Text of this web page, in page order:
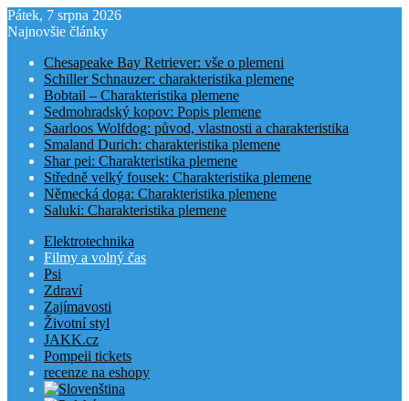
Pátek, 7 srpna 2026
Najnovšie články
Chesapeake Bay Retriever: vše o plemeni
Schiller Schnauzer: charakteristika plemene
Bobtail – Charakteristika plemene
Sedmohradský kopov: Popis plemene
Saarloos Wolfdog: původ, vlastnosti a charakteristika
Smaland Durich: charakteristika plemene
Shar pei: Charakteristika plemene
Středně velký fousek: Charakteristika plemene
Německá doga: Charakteristika plemene
Saluki: Charakteristika plemene
Elektrotechnika
Filmy a volný čas
Psi
Zdraví
Zajímavosti
Životní styl
JAKK.cz
Pompeii tickets
recenze na eshopy